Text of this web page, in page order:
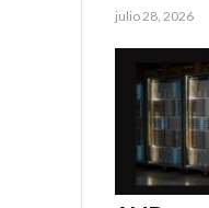
julio 28, 2026